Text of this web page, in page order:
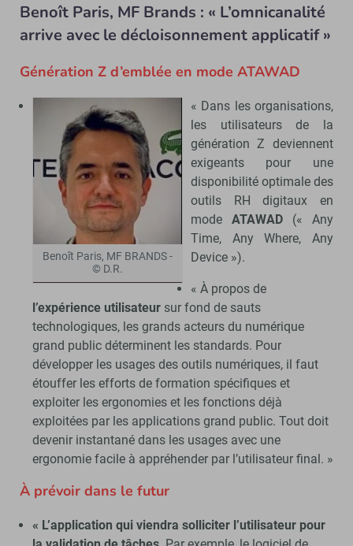
Benoît Paris, MF Brands : « L’omnicanalité
arrive avec le décloisonnement applicatif »
Génération Z d’emblée en mode ATAWAD
Benoît Paris, MF BRANDS -
© D.R.
« Dans les organisations,
les utilisateurs de la
génération Z deviennent
exigeants pour une
disponibilité optimale des
outils RH digitaux en
mode ATAWAD (« Any
Time, Any Where, Any
Device »).
« À propos de
l’expérience utilisateursur fond de sauts
technologiques, les grands acteurs du numérique
grand public déterminent les standards. Pour
développer les usages des outils numériques, il faut
étouffer les efforts de formation spécifiques et
exploiter les ergonomies et les fonctions déjà
exploitées par les applications grand public. Tout doit
devenir instantané dans les usages avec une
ergonomie facile à appréhender par l’utilisateur final. »
À prévoir dans le futur
« L’application qui viendra solliciter l’utilisateur pour